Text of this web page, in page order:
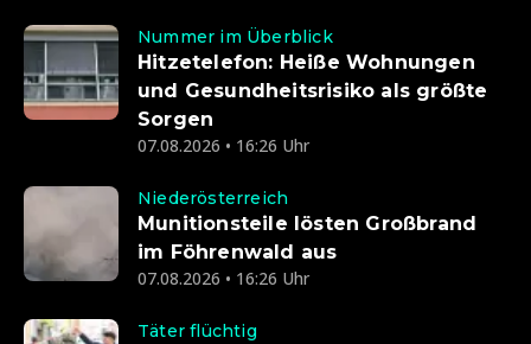
Nummer im Überblick
Hitzetelefon: Heiße Wohnungen
und Gesundheitsrisiko als größte
Sorgen
07.08.2026 • 16:26 Uhr
Niederösterreich
Munitionsteile lösten Großbrand
im Föhrenwald aus
07.08.2026 • 16:26 Uhr
Täter flüchtig